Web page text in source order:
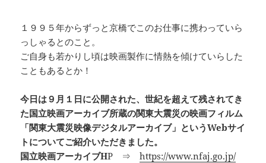
１９９５年からずっと京橋でこのお仕事に携わっていら
っしゃるとのこと。
ご自身も若かりし頃は映画製作に情熱を傾けていらした
こともあるとか！
今日は９月１日に公開された、世紀を超えて残されてき
た国立映画アーカイブ所蔵の関東大震災の映画フィルム
「関東大震災映像デジタルアーカイブ」というWebサイ
トについてご紹介いただきました。
国立映画アーカイブHP ⇒https://www.nfaj.go.jp/